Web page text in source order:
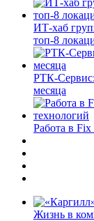
ИТ-хаб
топ-8
РТК-
месяца
Работа в
Жизнь в